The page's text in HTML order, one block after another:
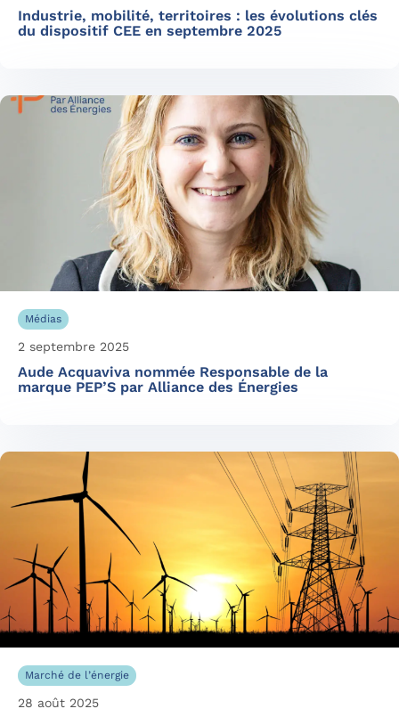
Industrie, mobilité, territoires : les évolutions clés
du dispositif CEE en septembre 2025
Médias
2 septembre 2025
Aude Acquaviva nommée Responsable de la
marque PEP’S par Alliance des Énergies
Marché de l’énergie
28 août 2025